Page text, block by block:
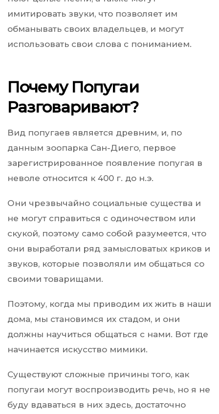
имитировать звуки, что позволяет им
обманывать своих владельцев, и могут
использовать свои слова с пониманием.
Почему Попугаи
Разговаривают?
Вид попугаев является древним, и, по
данным зоопарка Сан-Диего, первое
зарегистрированное появление попугая в
неволе относится к 400 г. до н.э.
Они чрезвычайно социальные существа и
не могут справиться с одиночеством или
скукой, поэтому само собой разумеется, что
они выработали ряд замысловатых криков и
звуков, которые позволяли им общаться со
своими товарищами.
Поэтому, когда мы приводим их жить в наши
дома, мы становимся их стадом, и они
должны научиться общаться с нами. Вот где
начинается искусство мимики.
Существуют сложные причины того, как
попугаи могут воспроизводить речь, но я не
буду вдаваться в них здесь, достаточно